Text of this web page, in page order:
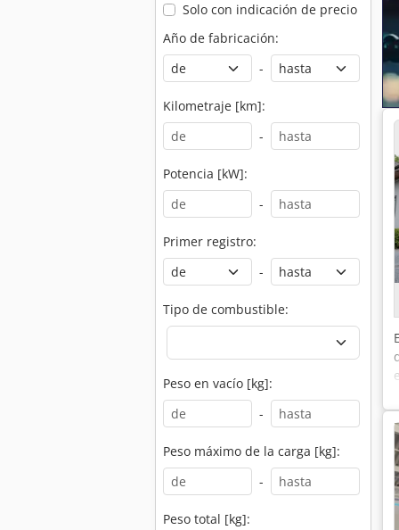
Solo con indicación de precio
Año de fabricación:
-
Kilometraje [km]:
-
Potencia [kW]:
-
Primer registro:
-
Tipo de combustible:
Peso en vacío [kg]:
-
Peso máximo de la carga [kg]:
-
Peso total [kg]: